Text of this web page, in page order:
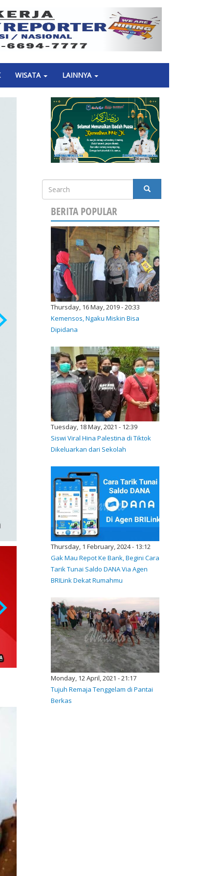
Next
WISATA LAINNYA
Search
SEARCH
BERITA POPULAR
Thursday, 16 May, 2019 - 20:33
Kemensos, Ngaku Miskin Bisa
Dipidana
Tuesday, 18 May, 2021 - 12:39
Siswi Viral Hina Palestina di Tiktok
Dikeluarkan dari Sekolah
Thursday, 1 February, 2024 - 13:12
Gak Mau Repot Ke Bank, Begini Cara
Tarik Tunai Saldo DANA Via Agen
BRILink Dekat Rumahmu
Monday, 12 April, 2021 - 21:17
Tujuh Remaja Tenggelam di Pantai
Berkas